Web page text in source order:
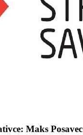
Maks Posavec